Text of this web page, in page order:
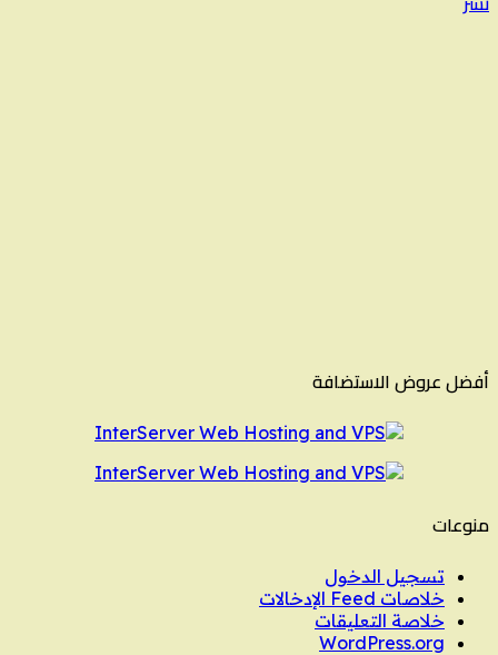
أفضل عروض الاستضافة
منوعات
تسجيل الدخول
خلاصات Feed الإدخالات
خلاصة التعليقات
WordPress.org